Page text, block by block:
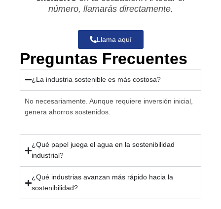
número, llamarás directamente.
Llama aquí
Preguntas Frecuentes
¿La industria sostenible es más costosa?
No necesariamente. Aunque requiere inversión inicial,
genera ahorros sostenidos.
¿Qué papel juega el agua en la sostenibilidad
industrial?
¿Qué industrias avanzan más rápido hacia la
sostenibilidad?